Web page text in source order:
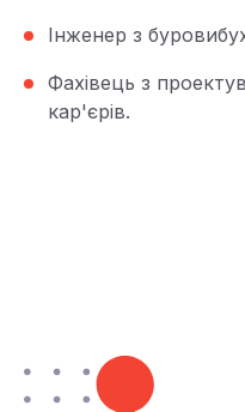
Інженер з
Фахівець з
кар'єрів.